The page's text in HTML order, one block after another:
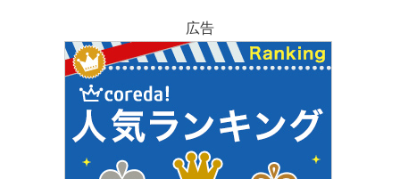
広告